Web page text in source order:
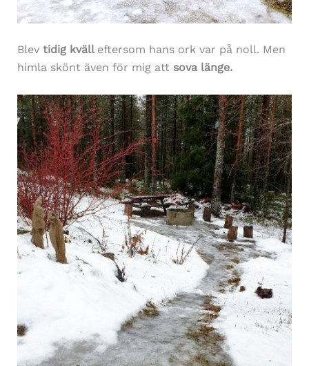
Blev tidig kväll eftersom hans ork var på noll. Men
himla skönt även för mig att sova länge.